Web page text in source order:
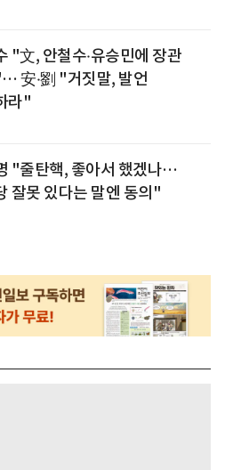
"文, 안철수‧유승민에 장관
安‧劉 "거짓말, 발언
라"
"줄탄핵, 좋아서 했겠나…
잘못 있다는 말엔 동의"